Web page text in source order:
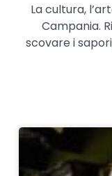
La cultura,
Campania.
scovare i